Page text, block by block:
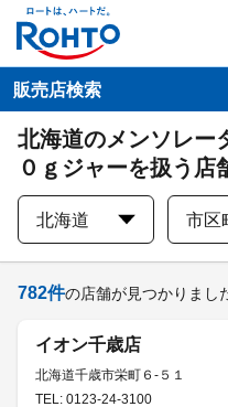
販売店検索
北海道のメンソレ
０ｇジャーを扱う店
北海道 市区
782件の店舗が見つかりまし
イオン千歳店
北海道千歳市栄町６-５１
TEL: 0123-24-3100